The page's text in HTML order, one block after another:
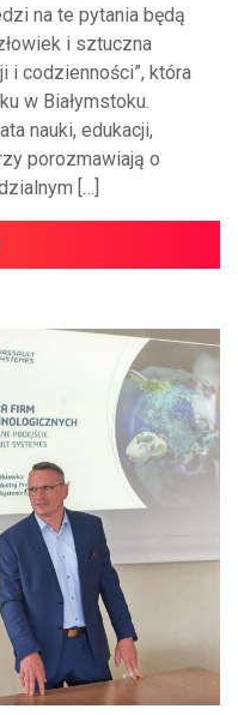
na te pytania będą
i sztuczna
i codzienności”, która
w Białymstoku.
nauki, edukacji,
porozmawiają o
[…]